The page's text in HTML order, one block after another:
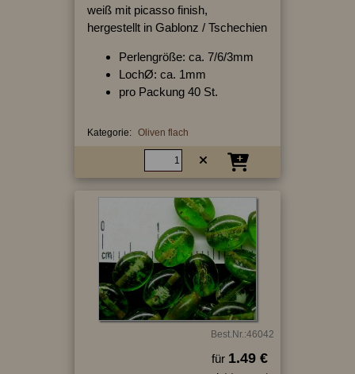
weiß mit picasso finish,
hergestellt in Gablonz / Tschechien
Perlengröße: ca. 7/6/3mm
LochØ: ca. 1mm
pro Packung 40 St.
Kategorie: Oliven flach
Best.Nr.:46042
für 1.49 €